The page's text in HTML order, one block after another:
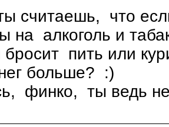
считаешь, что
на алкоголь и
бросит пить или
больше? :)
финко, ты ведь